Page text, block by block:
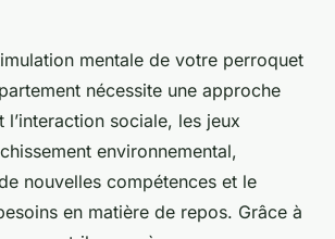
mentale de votre perroquet
nécessite une approche
sociale, les jeux
environnemental,
nouvelles compétences et le
en matière de repos. Grâce à